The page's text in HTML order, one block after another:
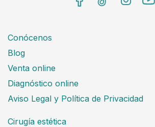
Conócenos
Blog
Venta online
Diagnóstico online
Aviso Legal y Política de Privacidad
Cirugía estética